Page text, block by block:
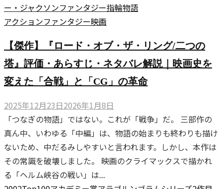
ー・ジャクソンファンタジー指輪物語
アクションファンタジー映画
【傑作】『ロード・オブ・ザ・リング/二つの
塔』評価・あらすじ・ネタバレ解説｜映画史を
変えた「合戦」と「CG」の革命
2025年12月23日2026年1月8日
「つなぎの物語」ではない。これが「戦争」だ。 三部作の
真ん中、いわゆる「中編」は、物語の始まりも終わりも描け
ないため、中だるみしやすいと言われます。しかし、本作は
その常識を破壊しました。 映画のクライマックスで描かれ
る「ヘルム峡谷の戦い」は...